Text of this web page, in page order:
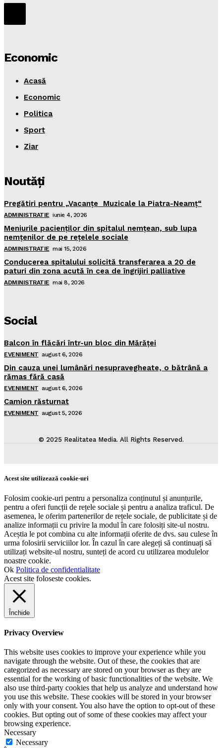
Economic
Acasă
Economic
Politica
Sport
Ziar
Noutăţi
Pregătiri pentru „Vacanţe Muzicale la Piatra-Neamţ“
ADMINISTRATIE iunie 4, 2026
Meniurile pacienţilor din spitalul nemţean, sub lupa
nemţenilor de pe reţelele sociale
ADMINISTRATIE mai 15, 2026
Conducerea spitalului solicită transferarea a 20 de
paturi din zona acută în cea de îngrijiri palliative
ADMINISTRATIE mai 8, 2026
Social
Balcon în flăcări într-un bloc din Mărăţei
EVENIMENT august 6, 2026
Din cauza unei lumânări nesupravegheate, o bătrână a
rămas fără casă
EVENIMENT august 6, 2026
Camion răsturnat
EVENIMENT august 5, 2026
© 2025 Realitatea Media. All Rights Reserved.
Acest site utilizează cookie-uri
Folosim cookie-uri pentru a personaliza conținutul și anunțurile,
pentru a oferi funcții de rețele sociale și pentru a analiza traficul. De
asemenea, le oferim partenerilor de rețele sociale, de publicitate și de
analize informații cu privire la modul în care folosiți site-ul nostru.
Aceștia le pot combina cu alte informații oferite de dvs. sau culese în
urma folosirii serviciilor lor. În cazul în care alegeți să continuați să
utilizați website-ul nostru, sunteți de acord cu utilizarea modulelor
noastre cookie.
Ok Politica de confidentialitate
Acest site foloseste cookies.
Închide
Privacy Overview
This website uses cookies to improve your experience while you
navigate through the website. Out of these, the cookies that are
categorized as necessary are stored on your browser as they are
essential for the working of basic functionalities of the website. We
also use third-party cookies that help us analyze and understand how
you use this website. These cookies will be stored in your browser
only with your consent. You also have the option to opt-out of these
cookies. But opting out of some of these cookies may affect your
browsing experience.
Necessary
Necessary